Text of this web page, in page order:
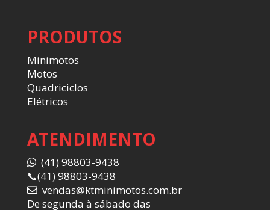
PRODUTOS
Minimotos
Motos
Quadriciclos
Elétricos
ATENDIMENTO
(41) 98803-9438
📞(41) 98803-9438
vendas@ktminimotos.com.br
De segunda à sábado das